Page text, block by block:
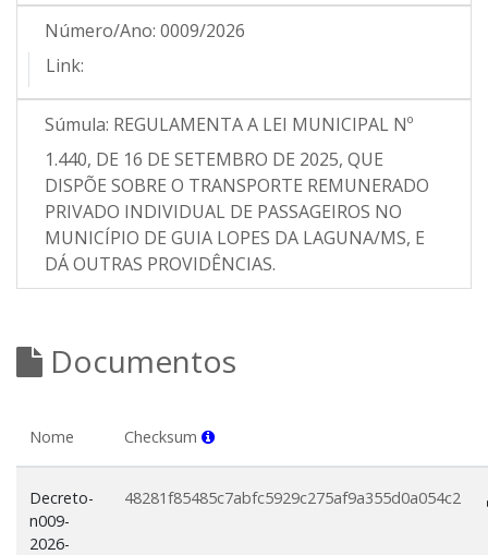
Número/Ano: 0009/2026
Link:
Súmula: REGULAMENTA A LEI MUNICIPAL Nº
1.440, DE 16 DE SETEMBRO DE 2025, QUE
DISPÕE SOBRE O TRANSPORTE REMUNERADO
PRIVADO INDIVIDUAL DE PASSAGEIROS NO
MUNICÍPIO DE GUIA LOPES DA LAGUNA/MS, E
DÁ OUTRAS PROVIDÊNCIAS.
Documentos
Nome Checksum
Decreto-
n009-
2026-
48281f85485c7abfc5929c275af9a355d0a054c2